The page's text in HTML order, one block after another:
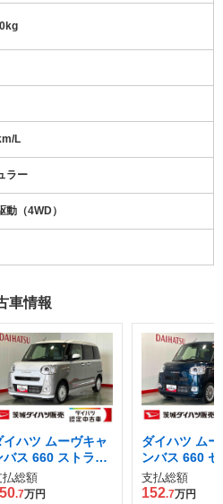
kg
L
ラー
動（4WD）
車情報
イハツ ムーヴキャ
バス 660 ストライ
ス G
払総額
.7万円
ダイハツ ム
ンバス 660
G
支払総額
152.7万円